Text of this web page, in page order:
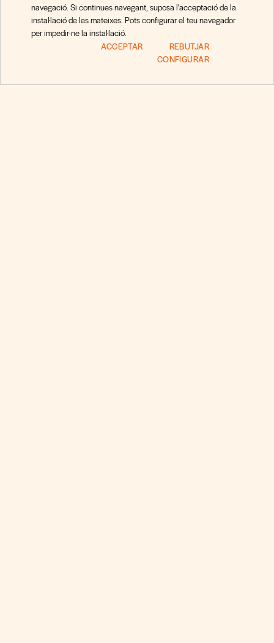
Estigues al dia
amb la nostra
newsletter.
Preguntas
navegació. Si continues navegant, suposa l'acceptació de la
instal·lació de les mateixes. Pots configurar el teu navegador
per impedir-ne la instal·lació.
ACCEPTAR
REBUTJAR
CONFIGURAR